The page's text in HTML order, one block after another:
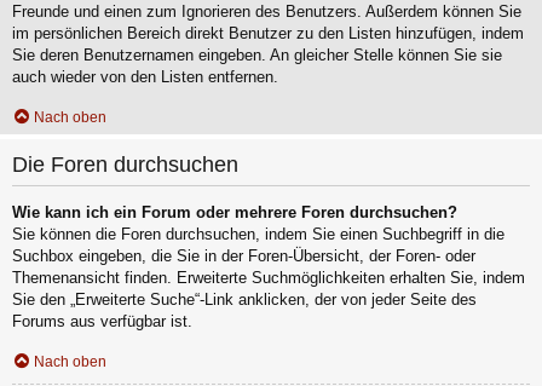
Freunde und einen zum Ignorieren des Benutzers. Außerdem können Sie
im persönlichen Bereich direkt Benutzer zu den Listen hinzufügen, indem
Sie deren Benutzernamen eingeben. An gleicher Stelle können Sie sie
auch wieder von den Listen entfernen.
Nach oben
Die Foren durchsuchen
Wie kann ich ein Forum oder mehrere Foren durchsuchen?
Sie können die Foren durchsuchen, indem Sie einen Suchbegriff in die
Suchbox eingeben, die Sie in der Foren-Übersicht, der Foren- oder
Themenansicht finden. Erweiterte Suchmöglichkeiten erhalten Sie, indem
Sie den „Erweiterte Suche“-Link anklicken, der von jeder Seite des
Forums aus verfügbar ist.
Nach oben